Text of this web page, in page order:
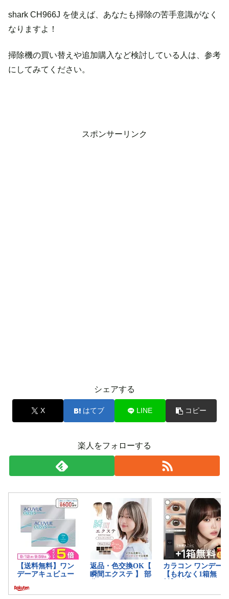
shark CH966J を使えば、あなたも掃除の苦手意識がなく
なりますよ！
掃除機の買い替えや追加購入など検討している人は、参考
にしてみてください。
スポンサーリンク
シェアする
X はてブ LINE コピー
楽人をフォローする